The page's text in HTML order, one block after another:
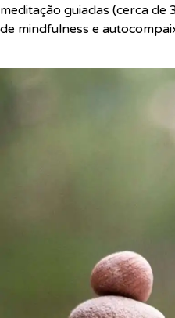
meditação guiadas (cerca de
de mindfulness e